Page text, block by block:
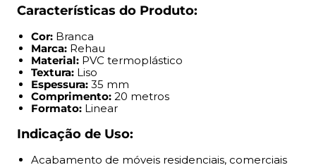
Benefícios:
Evita exposição e infiltração de umidade nas bordas
Protege contra lascamentos e impactos
Acabamento visual mais limpo e profissional
Superfície com textura e cor compatível com o MDF
correspondente
Compatível com aplicação manual ou por coladeira
Características do Produto:
Cor: Branca
Marca: Rehau
Material: PVC termoplástico
Textura: Liso
Espessura: 35 mm
Comprimento: 20 metros
Formato: Linear
Indicação de Uso:
Acabamento de móveis residenciais, comerciais